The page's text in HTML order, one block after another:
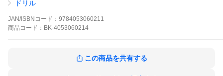
で、これからの小学生に求められるのは「論理的に考え、表現す
もなります。本書は、4つのスキルトレーニングを通じて、論理的
思考力を身につけることができるワークです。
【塾メソッドを家庭で手軽に体験できる！】
ッドを、家庭学習用に再構成。スモールステップの問題配列で、
ドリル
JAN/ISBNコード： 9784053060211
商品 コード： BK-4053060214
この商品を共有する